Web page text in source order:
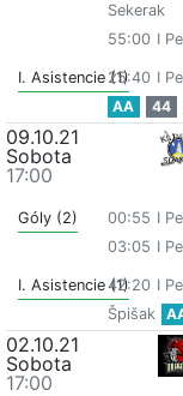
Sekerak
55:00 I
I. Asistencie (1)25:40 I
AA
44
09.10.21
Sobota
17:00
Góly (2) 00:55 I
03:05 I
I. Asistencie (1)42:20 I
Špišak
02.10.21
Sobota
17:00